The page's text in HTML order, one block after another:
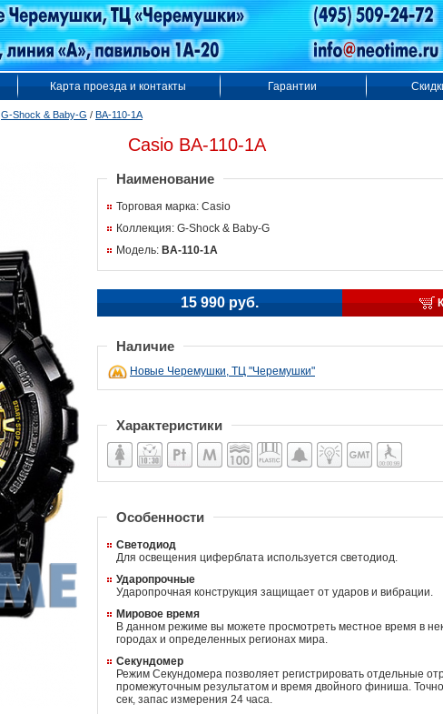
Карта проезда и контакты Гарантии
G-Shock & Baby-G / BA-110-1A
Casio BA-110-1A
Наименование
Торговая марка: Casio
Коллекция: G-Shock & Baby-G
Модель: BA-110-1A
15 990 руб.
Наличие
Новые Черемушки, ТЦ "Черемушки"
Характеристики
Особенности
Светодиод
Для освещения циферблата используется светодиод.
Ударопрочные
Ударопрочная конструкция защищает от ударов и вибрации.
Мировое время
В данном режиме вы можете просмотреть местное время в
городах и определенных регионах мира.
Секундомер
Режим Секундомера позволяет регистрировать отдельные
промежуточным результатом и время двойного финиша.
сек, запас измерения 24 часа.